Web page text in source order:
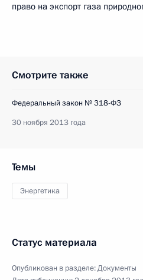
право на экспорт газа
Смотрите также
Федеральный закон № 318-ФЗ
30 ноября 2013 года
Темы
Энергетика
Статус материала
Опубликован в разделе:Документы